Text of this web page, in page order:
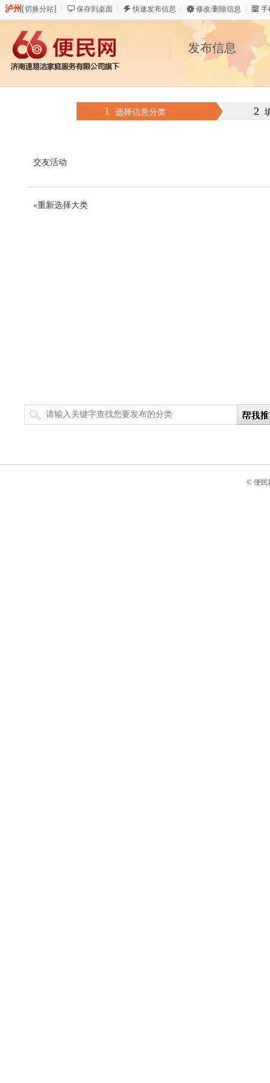
泸州 [切换分站] 保存到桌面 快速发布信息 修改/删除信息 手
发布信息
1 选择信息分类 2
交友活动
«重新选择大类
搜索
© 便